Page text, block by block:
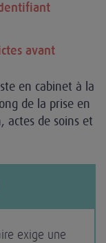
avant
en cabinet à la
de la prise en
actes de soins et
exige une